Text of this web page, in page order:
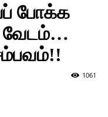
போக்க
1061